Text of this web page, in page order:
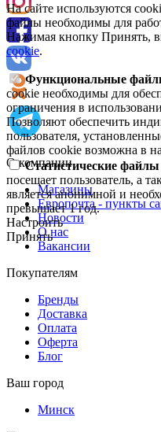
На сайте используются
файлы необходимы для
Нажимая кнопку Принять,
cookie.
Функциональные
cookie необходимы для
ограничения в
Позволяют обеспечить
пользователя,
файлов cookie возможна в
Статистические файлы
посещает пользователь, а
является анонимной и
превышает 1 год.
Настроить
Принять
О компании
Магазины
Европочта - пункты
Новости
О нас
Вакансии
Покупателям
Бренды
Доставка
Оплата
Оферта
Блог
Ваш город
Минск